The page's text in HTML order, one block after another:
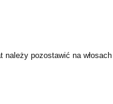
należy pozostawić na